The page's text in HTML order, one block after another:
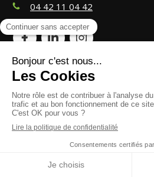
04 42 11 04 42
©2024 CosmétiBoat - Lavage de
Création et référencement du site par